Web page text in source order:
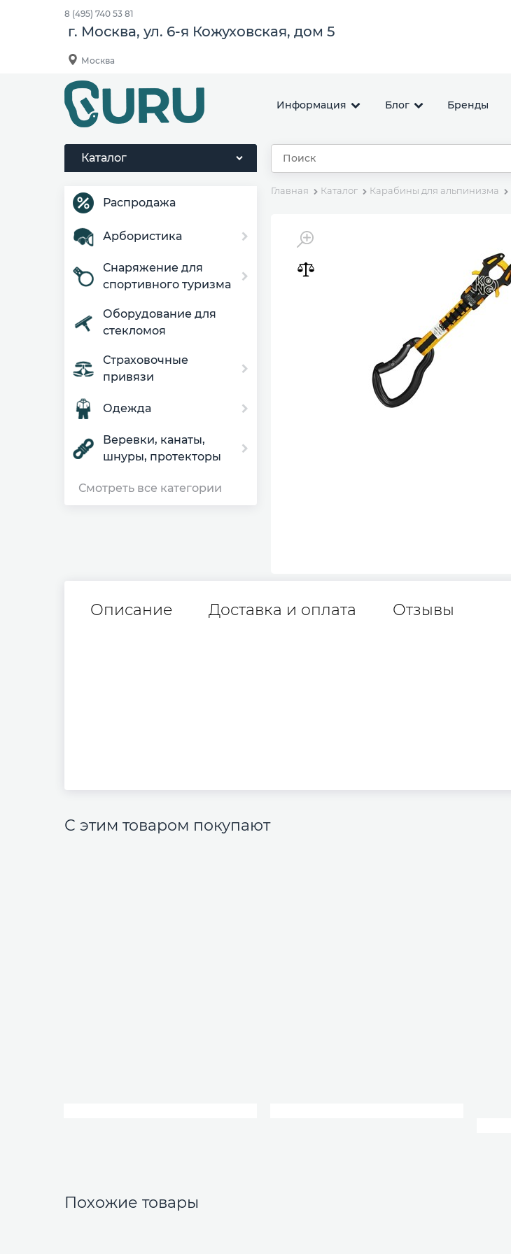
8 (495) 740 53 81
г. Москва, ул. 6-я Кожуховская, дом 5
Москва
Информация Блог Бренды
Каталог
Распродажа
Арбористика
Снаряжение для
спортивного туризма
Оборудование для
стекломоя
Страховочные
привязи
Одежда
Веревки, канаты,
шнуры, протекторы
Смотреть все категории
Главная Каталог Карабины для альпинизма
Описание Доставка и оплата Отзывы
С этим товаром покупают
Похожие товары